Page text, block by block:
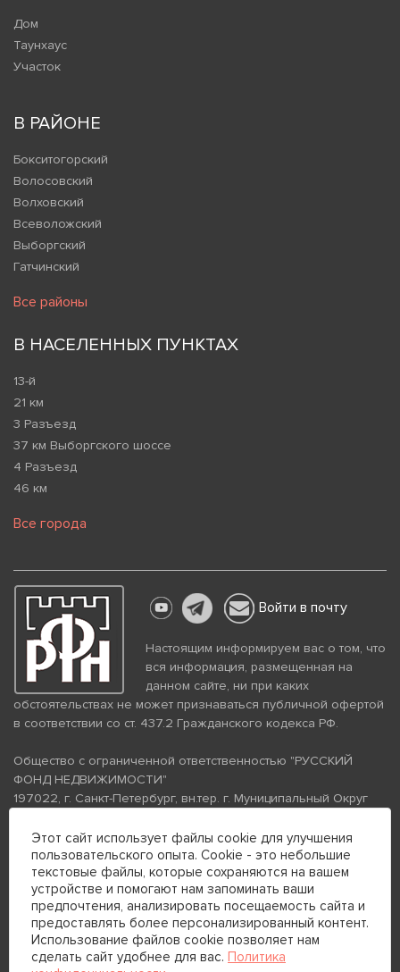
Дом
Таунхаус
Участок
В РАЙОНЕ
Бокситогорский
Волосовский
Волховский
Всеволожский
Выборгский
Гатчинский
Все районы
В НАСЕЛЕННЫХ ПУНКТАХ
13-й
21 км
3 Разъезд
37 км Выборгского шоссе
4 Разъезд
46 км
Все города
Войти в почту
Настоящим информируем вас о том, что
вся информация, размещенная на
данном сайте, ни при каких
обстоятельствах не может признаваться публичной офертой
в соответствии со ст. 437.2 Гражданского кодекса РФ.
Общество с ограниченной ответственностью "РУССКИЙ
ФОНД НЕДВИЖИМОСТИ"
197022, г. Санкт-Петербург, вн.тер. г. Муниципальный Округ
помещение 26Н, комната 103
ИНН 7813672570 КПП 781301001 ОГРН 1237800058870
Политика конфиденциальности
Политика обработки
персональных данных
Телефон для связи:
+7 (812) 200-99-98
+7 (812) 200-88-89
Этот сайт использует файлы cookie для улучшения
пользовательского опыта. Cookie - это небольшие
текстовые файлы, которые сохраняются на вашем
устройстве и помогают нам запоминать ваши
предпочтения, анализировать посещаемость сайта и
предоставлять более персонализированный контент.
Использование файлов cookie позволяет нам
сделать сайт удобнее для вас. Политика